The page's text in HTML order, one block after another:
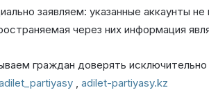
заявляем: указанные аккаунты
через них информация
граждан доверять
, adilet-partiyasy.kz